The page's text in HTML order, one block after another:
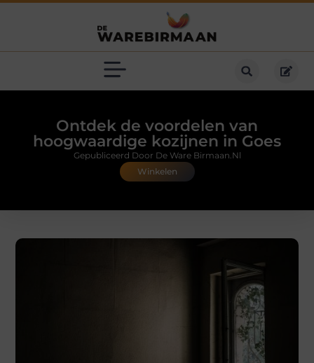
Ontdek de voordelen van
hoogwaardige kozijnen in Goes
Winkelen
Gepubliceerd Door De Ware Birmaan.nl